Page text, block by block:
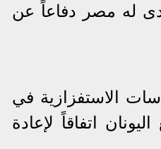
له مصر دفاعاً عن
الاستفزازية في
اتفاقاً لإعادة